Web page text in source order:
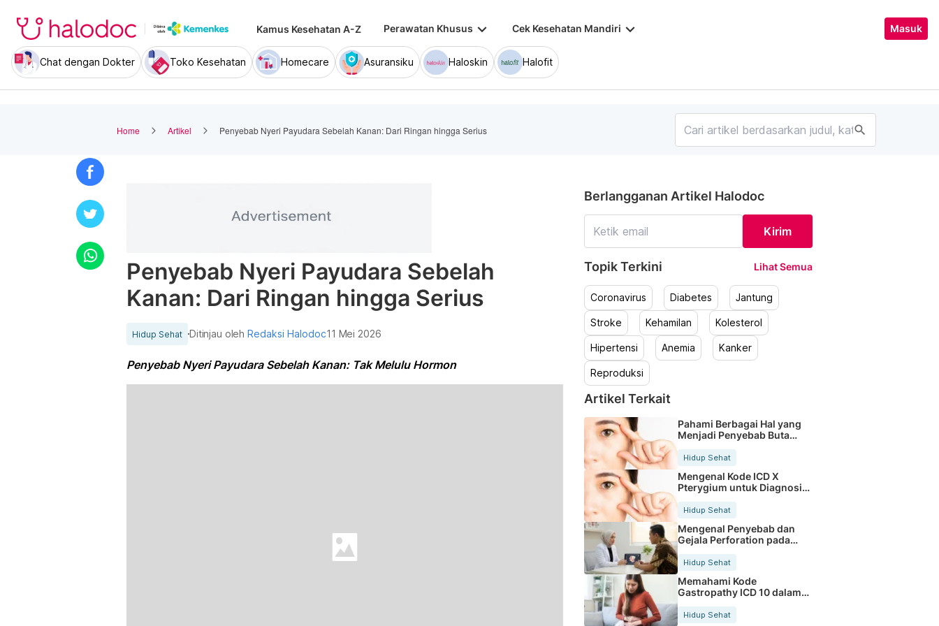
Kamus Kesehatan A-Z Perawatan Khusus keyboard_arrow_down Cek Kesehatan Mandiri keyboard_arrow_down Masuk
Chat dengan Dokter Toko Kesehatan Homecare Asuransiku Haloskin Halofit
Home Artikel Penyebab Nyeri Payudara Sebelah Kanan: Dari Ringan hingga Serius search
Penyebab Nyeri Payudara Sebelah
Kanan: Dari Ringan hingga Serius
Hidup Sehat Ditinjau olehRedaksi Halodoc11 Mei 2026
Penyebab Nyeri Payudara Sebelah Kanan: Tak Melulu Hormon
Berlangganan Artikel Halodoc
Kirim
Topik Terkini Lihat Semua
Coronavirus Diabetes Jantung
Stroke Kehamilan Kolesterol
Hipertensi Anemia Kanker
Reproduksi
Artikel Terkait
Pahami Berbagai Hal yang
Menjadi Penyebab Buta
Hidup Sehat
Mengenal Kode ICD X
Pterygium untuk Diagnosis
Hidup Sehat
Mengenal Penyebab dan
Gejala Perforation pada
Tubuh
Hidup Sehat
Memahami Kode
Gastropathy ICD 10 dalam
Rekam Medis Pasien
Hidup Sehat